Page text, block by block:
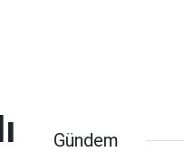
Gündem